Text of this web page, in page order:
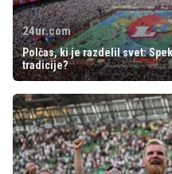
24ur.com
Polčas, ki je razdelil svet:
tradicije?